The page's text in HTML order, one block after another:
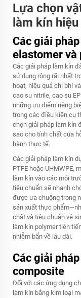
Lựa chọn
làm kín hiệu
Các giải
elastomer và
Các giải pháp làm kín
sử dụng rộng rãi nhất
hoạt, hiệu quả chi phí
cao su nitrile, cao su
những ưu điểm riêng
trong các điều kiện cụ
chọn giải pháp làm kín
sao cho tính chất của
hành thực tế.
Các giải pháp làm kín
PTFE hoặc UHMWPE,
làm kín vào các môi
tiêu chuẩn sẽ nhanh
được ưa chuộng trong
sản xuất thực
chất và tiêu chuẩn vệ
làm kín polymer tiên
nhiễm bẩn về lâu dài.
Các giải
composite
Đối với các ứng dụng
làm kín bằng kim loại